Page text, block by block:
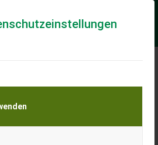
und Baumaschinen –
Tiertransporte